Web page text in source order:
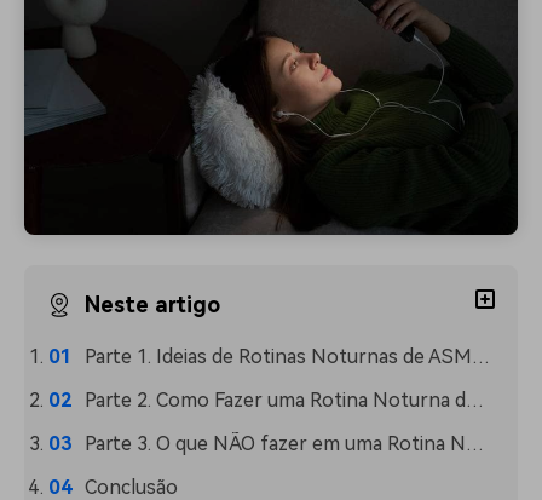
Neste artigo
Parte 1. Ideias de Rotinas Noturnas de ASMR para Você Experimentar Hoje
Parte 2. Como Fazer uma Rotina Noturna de ASMR que Funciona
Parte 3. O que NÃO fazer em uma Rotina Noturna de ASMR
Conclusão